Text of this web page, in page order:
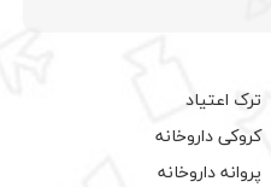
ترک اعتیاد
کروکی داروخانه
پروانه داروخانه